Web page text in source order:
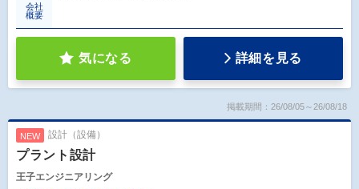
会社
概要
気になる 詳細を見る
掲載期間：26/08/05～26/08/18
NEW 設計（設備）
プラント設計
王子エンジニアリング